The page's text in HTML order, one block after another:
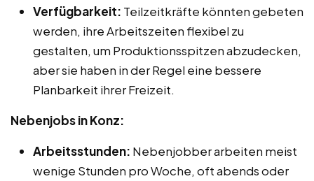
Verfügbarkeit: Teilzeitkräfte könnten gebeten
werden, ihre Arbeitszeiten flexibel zu
gestalten, um Produktionsspitzen abzudecken,
aber sie haben in der Regel eine bessere
Planbarkeit ihrer Freizeit.
Nebenjobs in Konz:
Arbeitsstunden: Nebenjobber arbeiten meist
wenige Stunden pro Woche, oft abends oder